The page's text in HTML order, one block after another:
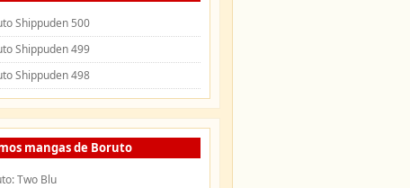
Shippuden 500
Shippuden 499
Shippuden 498
mangas de Boruto
Two Blu